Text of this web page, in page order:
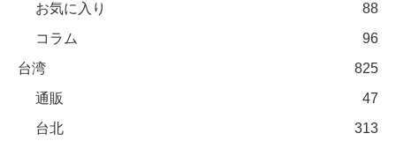
お気に入り
88
コラム
96
台湾
825
通販
47
台北
313